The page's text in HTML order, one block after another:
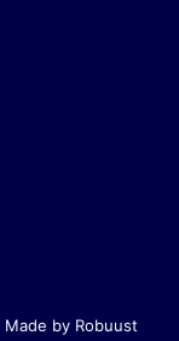
Made by Robuust